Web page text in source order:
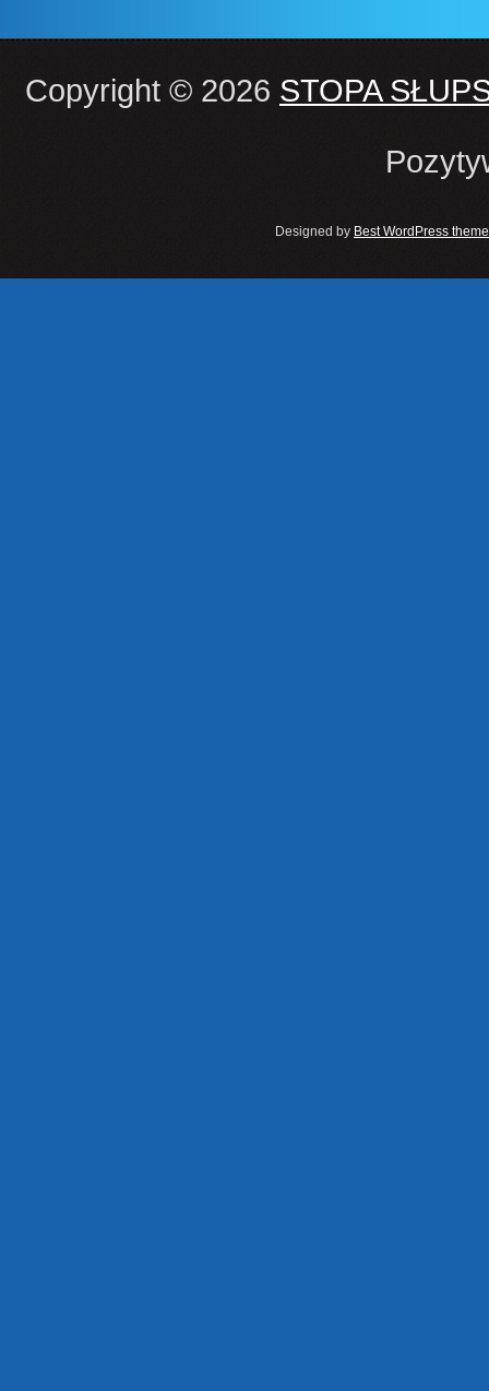
Copyright © 2026 STOPA
Designed by Best WordPress theme